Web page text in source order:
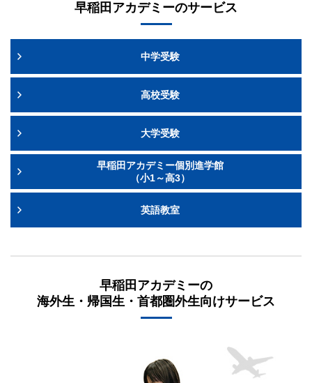
早稲田アカデミーのサービス
中学受験
高校受験
大学受験
早稲田アカデミー個別進学館
（小1～高3）
英語教室
早稲田アカデミーの
海外生・帰国生・首都圏外生向けサービス